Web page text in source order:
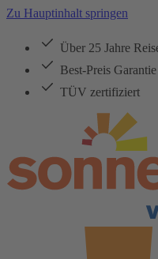
Zu Hauptinhalt springen
Über 25 Jahre
Best-Preis Garantie
TÜV zertifiziert